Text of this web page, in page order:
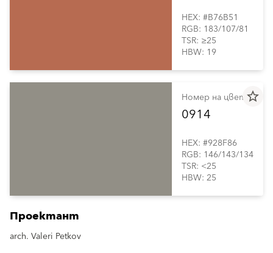
HEX: #B76B51
RGB: 183/107/81
TSR: ≥25
HBW: 19
star_border
Номер на цвета
0914
HEX: #928F86
RGB: 146/143/134
TSR: <25
HBW: 25
Проектант
arch. Valeri Petkov